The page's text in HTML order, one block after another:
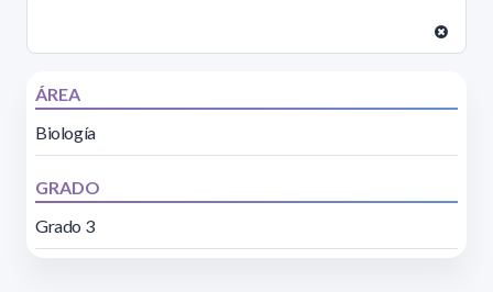
ÁREA
Biología
GRADO
Grado 3